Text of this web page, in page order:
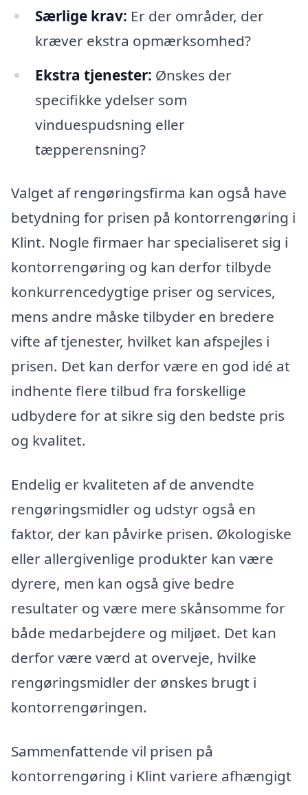
Særlige krav: Er der områder, der
kræver ekstra opmærksomhed?
Ekstra tjenester: Ønskes der
specifikke ydelser som
vinduespudsning eller
tæpperensning?
Valget af rengøringsfirma kan også have
betydning for prisen på kontorrengøring i
Klint. Nogle firmaer har specialiseret sig i
kontorrengøring og kan derfor tilbyde
konkurrencedygtige priser og services,
mens andre måske tilbyder en bredere
vifte af tjenester, hvilket kan afspejles i
prisen. Det kan derfor være en god idé at
indhente flere tilbud fra forskellige
udbydere for at sikre sig den bedste pris
og kvalitet.
Endelig er kvaliteten af de anvendte
rengøringsmidler og udstyr også en
faktor, der kan påvirke prisen. Økologiske
eller allergivenlige produkter kan være
dyrere, men kan også give bedre
resultater og være mere skånsomme for
både medarbejdere og miljøet. Det kan
derfor være værd at overveje, hvilke
rengøringsmidler der ønskes brugt i
kontorrengøringen.
Sammenfattende vil prisen på
kontorrengøring i Klint variere afhængigt